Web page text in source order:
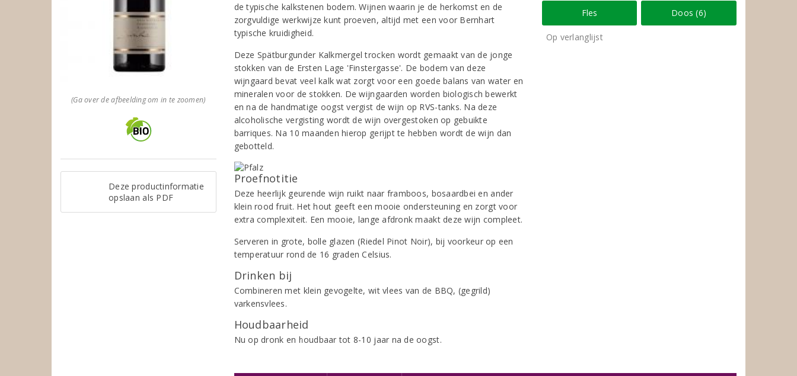
(Ga over de afbeelding om in te zoomen)
Deze productinformatie
opslaan als PDF
de typische kalkstenen bodem. Wijnen waarin je de herkomst en de
zorgvuldige werkwijze kunt proeven, altijd met een voor Bernhart
typische kruidigheid.
Deze Spätburgunder Kalkmergel trocken wordt gemaakt van de jonge
stokken van de Ersten Lage 'Finstergasse'. De bodem van deze
wijngaard bevat veel kalk wat zorgt voor een goede balans van water en
mineralen voor de stokken. De wijngaarden worden biologisch bewerkt
en na de handmatige oogst vergist de wijn op RVS-tanks. Na deze
alcoholische vergisting wordt de wijn overgestoken op gebuikte
barriques. Na 10 maanden hierop gerijpt te hebben wordt de wijn dan
gebotteld.
Proefnotitie
Deze heerlijk geurende wijn ruikt naar framboos, bosaardbei en ander
klein rood fruit. Het hout geeft een mooie ondersteuning en zorgt voor
extra complexiteit. Een mooie, lange afdronk maakt deze wijn compleet.
Serveren in grote, bolle glazen (Riedel Pinot Noir), bij voorkeur op een
temperatuur rond de 16 graden Celsius.
Drinken bij
Combineren met klein gevogelte, wit vlees van de BBQ, (gegrild)
varkensvlees.
Houdbaarheid
Nu op dronk en houdbaar tot 8-10 jaar na de oogst.
Fles Doos (6)
Op verlanglijst